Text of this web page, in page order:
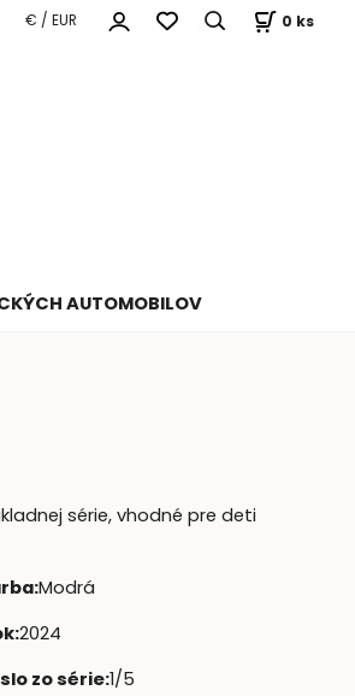
€ / EUR 0 ks
AUTOMOBILOV
série, vhodné pre deti
:Modrá
:2024
zo série:1/5